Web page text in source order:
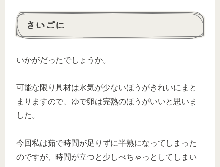
さいごに
いかがだったでしょうか。
可能な限り具材は水気が少ないほうがきれいにまと
まりますので、ゆで卵は完熟のほうがいいと思いま
した。
今回私は茹で時間が足りずに半熟になってしまった
のですが、時間が立つと少しべちゃっとしてしまい